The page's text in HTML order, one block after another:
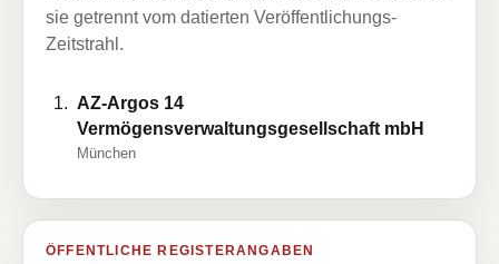
sie getrennt vom datierten Veröffentlichungs-
Zeitstrahl.
AZ-Argos 14
Vermögensverwaltungsgesellschaft mbH
München
ÖFFENTLICHE REGISTERANGABEN